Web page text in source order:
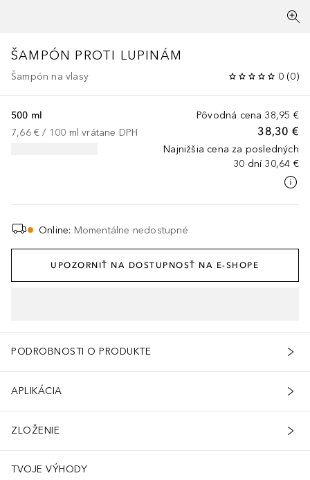
ŠAMPÓN PROTI LUPINÁM
Šampón na vlasy 0 (0)
Pôvodná cena 38,95 €
38,30 €
Najnižšia cena za posledných
30 dní 30,64 €
500 ml
7,66 € / 100 ml vrátane DPH
Online: Momentálne nedostupné
UPOZORNIŤ NA DOSTUPNOSŤ NA E-SHOPE
PODROBNOSTI O PRODUKTE
APLIKÁCIA
ZLOŽENIE
TVOJE VÝHODY